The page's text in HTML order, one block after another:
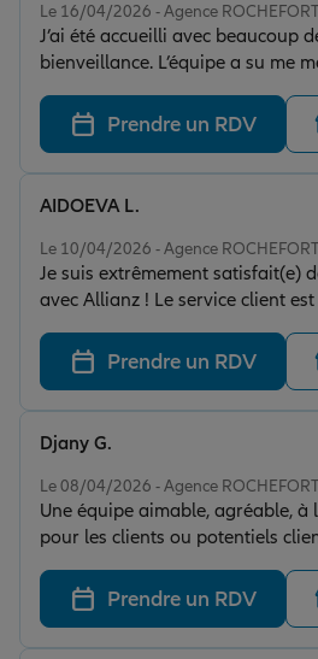
Le 16/04/2026 - Agence ROCHEFORT
J’ai été accueilli avec beaucoup
bienveillance. L’équipe a su me
premier contact, avec un grand
une vraie écoute. Cela m’a
permis de me sentir en de bonnes
Prendre un RDV
Le 10/04/2026 - Agence ROCHEFORT
Je suis extrêmement satisfait(e)
avec Allianz ! Le service client
réactif, professionnel et à
plusieurs fois de téléphoner à
personne ne pouvait m’aider
en urgence d’une assurance
J’ai donc contacté Allianz, et là,
immense merci à Fabienne qui a
m’écouter et de recueillir toutes
nécessaires. L’assurance
immédiatement. C’est ça qu’on
professionnalisme ! On se sent
à la fin, ce qui est très
vivement cette assurance à 100
votre sérieux et votre efficacité.
AIDOEVA L.
Prendre un RDV
Le 08/04/2026 - Agence ROCHEFORT
Une équipe aimable, agréable, à
pour les clients ou potentiels
même au domicile si besoin. Professionnel qui cherche
le meilleur pour leur client
pendant 2 semaines). Merci
Djany G.
Prendre un RDV